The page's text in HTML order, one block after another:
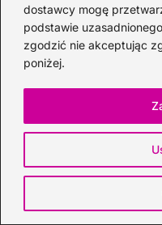
dostawcy mogę
podstawie
zgodzić nie akceptując
poniżej.
Gdzie kupić
najkorzystniejsze
musisz poznać!
Kategorie
Koktajle(129)